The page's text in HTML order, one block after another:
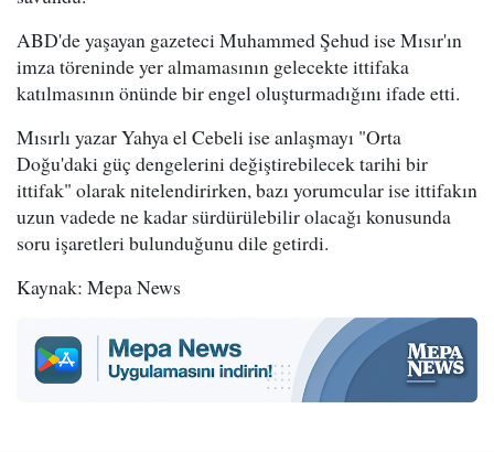
ABD'de yaşayan gazeteci Muhammed Şehud ise Mısır'ın
imza töreninde yer almamasının gelecekte ittifaka
katılmasının önünde bir engel oluşturmadığını ifade etti.
Mısırlı yazar Yahya el Cebeli ise anlaşmayı "Orta
Doğu'daki güç dengelerini değiştirebilecek tarihi bir
ittifak" olarak nitelendirirken, bazı yorumcular ise ittifakın
uzun vadede ne kadar sürdürülebilir olacağı konusunda
soru işaretleri bulunduğunu dile getirdi.
Kaynak: Mepa News